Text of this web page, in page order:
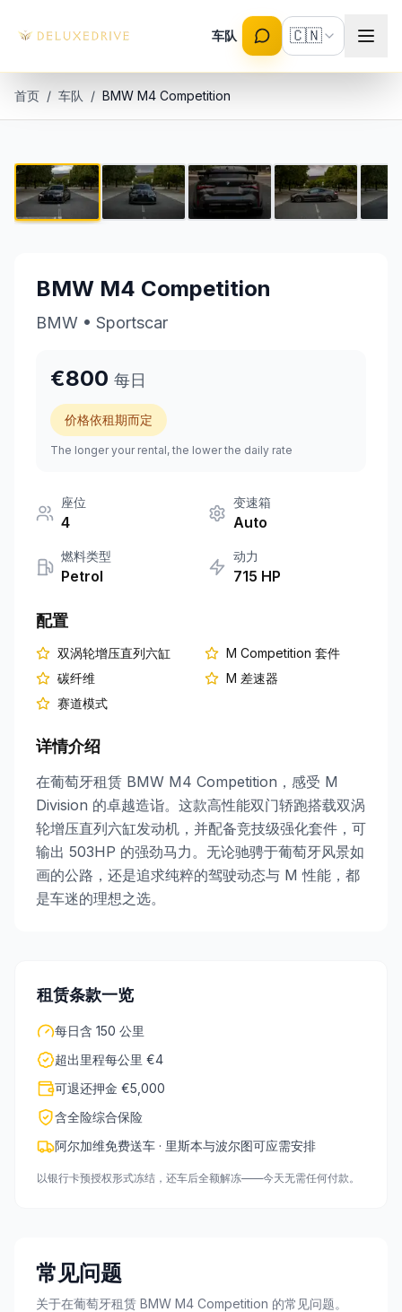
车队 🇨🇳
+351 963-584-279
首页 / 车队 / BMW M4 Competition
1 / 9
BMW M4 Competition
BMW • Sportscar
€800 每日
价格依租期而定
The longer your rental, the lower the daily rate
座位
4
变速箱
Auto
燃料类型
Petrol
动力
715 HP
配置
双涡轮增压直列六缸
M Competition 套件
碳纤维
M 差速器
赛道模式
详情介绍
在葡萄牙租赁 BMW M4 Competition，感受 M
Division 的卓越造诣。这款高性能双门轿跑搭载双涡
轮增压直列六缸发动机，并配备竞技级强化套件，可
输出 503HP 的强劲马力。无论驰骋于葡萄牙风景如
画的公路，还是追求纯粹的驾驶动态与 M 性能，都
是车迷的理想之选。
租赁条款一览
每日含 150 公里
超出里程每公里 €4
可退还押金 €5,000
含全险综合保险
阿尔加维免费送车 · 里斯本与波尔图可应需安排
以银行卡预授权形式冻结，还车后全额解冻——今天无需任何付款。
常见问题
关于在葡萄牙租赁 BMW M4 Competition 的常见问题。